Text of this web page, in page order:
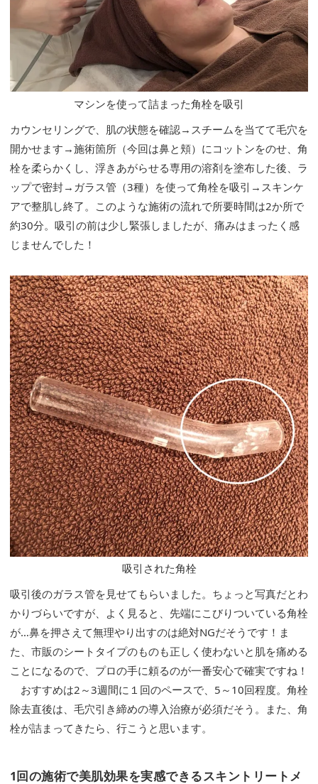
マシンを使って詰まった角栓を吸引
カウンセリングで、肌の状態を確認→スチームを当てて毛穴を
開かせます→施術箇所（今回は鼻と頬）にコットンをのせ、角
栓を柔らかくし、浮きあがらせる専用の溶剤を塗布した後、ラ
ップで密封→ガラス管（3種）を使って角栓を吸引→スキンケ
アで整肌し終了。このような施術の流れで所要時間は2か所で
約30分。吸引の前は少し緊張しましたが、痛みはまったく感
じませんでした！
吸引された角栓
吸引後のガラス管を見せてもらいました。ちょっと写真だとわ
かりづらいですが、よく見ると、先端にこびりついている角栓
が…鼻を押さえて無理やり出すのは絶対NGだそうです！ま
た、市販のシートタイプのものも正しく使わないと肌を痛める
ことになるので、プロの手に頼るのが一番安心で確実ですね！
おすすめは2～3週間に１回のペースで、5～10回程度。角栓
除去直後は、毛穴引き締めの導入治療が必須だそう。また、角
栓が詰まってきたら、行こうと思います。
1回の施術で美肌効果を実感できるスキントリートメ